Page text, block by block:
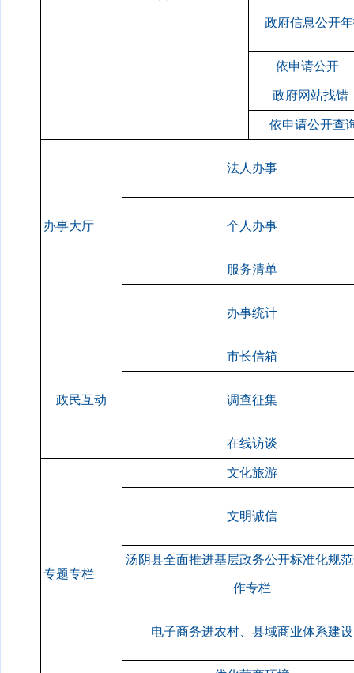
政府信息公开
依申请公开
政府网站找错
依申请公开查
办事大厅
法人办事
个人办事
服务清单
办事统计
政民互动
市长信箱
调查征集
在线访谈
专题专栏
文化旅游
文明诚信
汤阴县全面推进基层政务公开标准化规
作专栏
电子商务进农村、县域商业体系建设